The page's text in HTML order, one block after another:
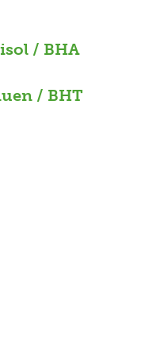
/ BHA
/ BHT